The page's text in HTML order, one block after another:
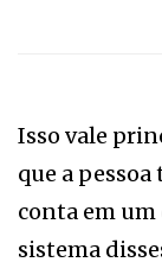
Isso vale
que a
conta em um
sistema